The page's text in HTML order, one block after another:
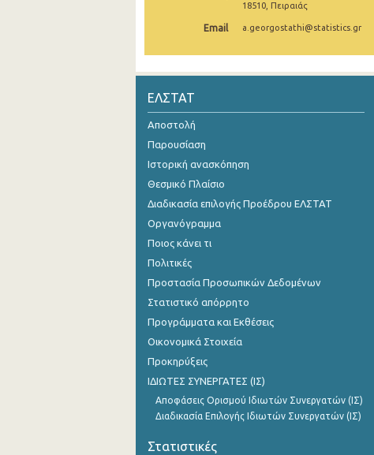
Νοεμβρίου 2023
Οκτωβρίου 2023
Σεπτεμβρίου 2023
Ιουλίου 2023
Ιουνίου 2023
Απριλίου 2023
Φεβρουαρίου 2023
Ιανουαρίου 2023
Δεκεμβρίου 2022
Νοεμβρίου 2022
Οκτωβρίου 2022
Σεπτεμβρίου 2022
18510, Πειραιάς
Email a.georgostathi@statistics.gr
ΕΛΣΤΑΤ
Αποστολή
Παρουσίαση
Ιστορική ανασκόπηση
Θεσμικό Πλαίσιο
Διαδικασία επιλογής Προέδρου ΕΛΣΤΑΤ
Οργανόγραμμα
Ποιος κάνει τι
Πολιτικές
Προστασία Προσωπικών Δεδομένων
Στατιστικό απόρρητο
Προγράμματα και Εκθέσεις
Οικονομικά Στοιχεία
Προκηρύξεις
ΙΔΙΩΤΕΣ ΣΥΝΕΡΓΑΤΕΣ (ΙΣ)
Αποφάσεις Ορισμού Ιδιωτών Συνεργατών (ΙΣ)
Διαδικασία Επιλογής Ιδιωτών Συνεργατών (ΙΣ)
Στατιστικές